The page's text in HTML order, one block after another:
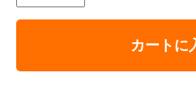
カートに